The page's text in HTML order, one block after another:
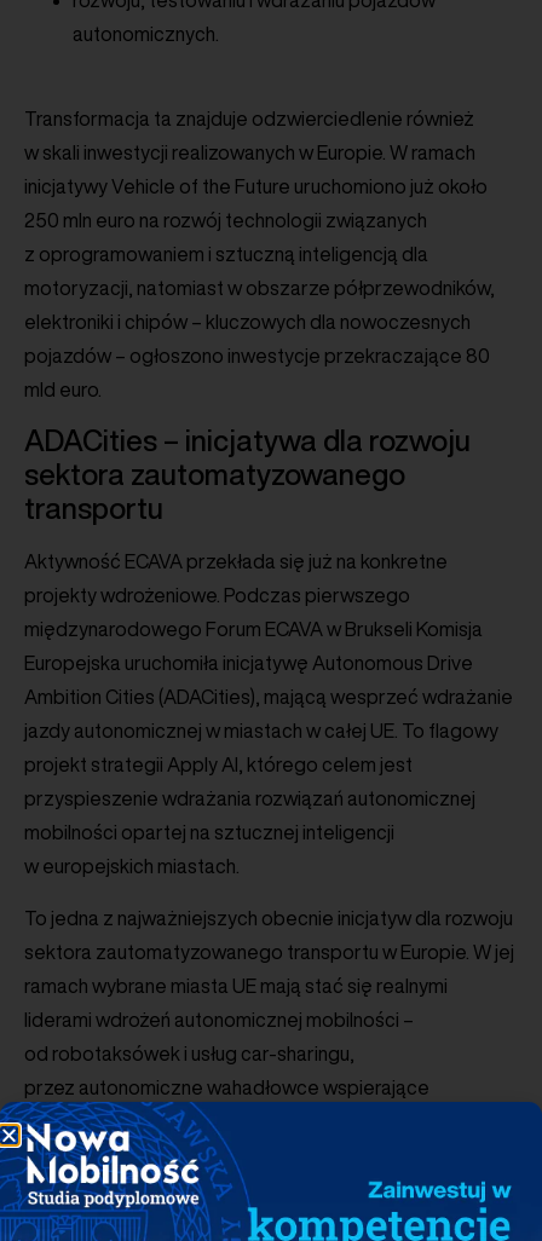
autonomicznych.
Transformacja ta znajduje odzwierciedlenie również
w skali inwestycji realizowanych w Europie. W ramach
inicjatywy Vehicle of the Future uruchomiono już około
250 mln euro na rozwój technologii związanych
z oprogramowaniem i sztuczną inteligencją dla
motoryzacji, natomiast w obszarze półprzewodników,
elektroniki i chipów – kluczowych dla nowoczesnych
pojazdów – ogłoszono inwestycje przekraczające 80
mld euro.
ADACities – inicjatywa dla rozwoju
sektora zautomatyzowanego
transportu
Aktywność ECAVA przekłada się już na konkretne
projekty wdrożeniowe. Podczas pierwszego
międzynarodowego Forum ECAVA w Brukseli Komisja
Europejska uruchomiła inicjatywę Autonomous Drive
Ambition Cities (ADACities), mającą wesprzeć wdrażanie
jazdy autonomicznej w miastach w całej UE. To flagowy
projekt strategii Apply AI, którego celem jest
przyspieszenie wdrażania rozwiązań autonomicznej
mobilności opartej na sztucznej inteligencji
w europejskich miastach.
To jedna z najważniejszych obecnie inicjatyw dla rozwoju
sektora zautomatyzowanego transportu w Europie. W jej
ramach wybrane miasta UE mają stać się realnymi
liderami wdrożeń autonomicznej mobilności –
od robotaksówek i usług car-sharingu,
przez autonomiczne wahadłowce wspierające
multimodalny transport miejski, po zaawansowane
samochody autonomiczne. Do 2030 r. uczestniczące
miasta mają osiągnąć floty liczące co najmniej 100
pojazdów autonomicznych. Wspierane partnerstwa mają